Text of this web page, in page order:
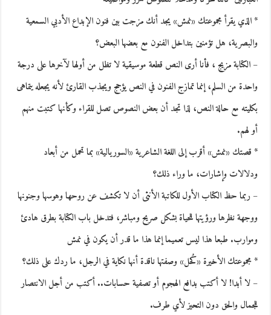
* الذي يقرأ مجموعتك «نمش» يجد أنك مزجت بين فنون الإبداع الأدبي السمعية
والبصرية، هل تؤمنين بتداخل الفنون مع بعضها البعض؟
– الكتابة مزيج ، فأنا أرى النص قطعة موسيقية لا تظل من أولها لآخرها على درجة
واحدة من السلم، إنما تمازج الفنون في النص يؤجج ويجذب القارئ لأنه يجعله يتماهى
بكليته مع حالة النص، لذا تجد أن بعض النصوص تصل للقراء وكأنها كتبت منهم
أو لهم.
* قصتك «نمش» أقرب إلى اللغة الشاعرية «السوريالية» بما تحمل من أبعاد
ودلالات وإشارات، ما وراء ذلك؟
– ربما حظ الكتاب الأول للكاتبة الأنثى أن لا تكشف عن روحها وهوسها وجنونها
ووجهة نظرها ورؤيتها للحياة بشكل صريح ومباشر، فتدخل باب الكتابة بطرق هادئ
وموارب. طبعا هذا ليس تعميما إنما هذا ما قدر أن يكون في نمش
* مجموعتك الأخيرة «كُحل» وصفتها ناقدة أنها نكاية في الرجل، ما ردك على ذلك؟
– لا أبدا! لا أكتب بدافع الهجوم أو تصفية حسابات.. أكتب من أجل الانتصار
للجمال والحق دون التحيز لأي طرف.